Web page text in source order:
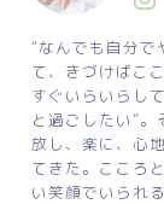
“なんでも自分で
て、きづけばこ
すぐいらいらし
と過ごしたい”
放し、楽に、心
てきた。こころ
い笑顔でいられ